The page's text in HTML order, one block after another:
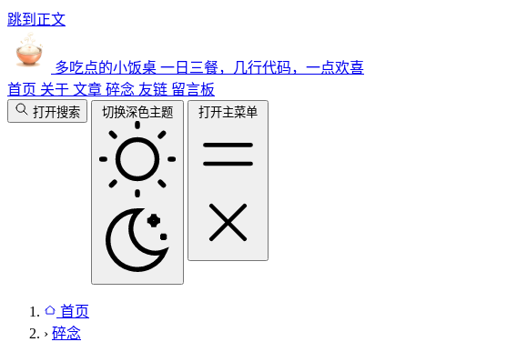
跳到正文
多吃点的小饭桌 一日三餐，几行代码，一点欢喜
首页 关于 文章 碎念 友链 留言板
打开搜索 切换深色主题 打开主菜单
首页
› 碎念